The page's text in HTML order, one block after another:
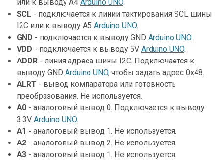
или к выводу A4 Arduino UNO.
SCL - подключается к линии тактирования SCL шины
I2C или к выводу A5 Arduino UNO.
GND - подключается к выводу GND Arduino UNO.
VDD - подключается к выводу 5V Arduino UNO.
ADDR - линия адреса шины I2C. Подключается к
выводу GND Arduino UNO, чтобы задать адрес 0x48.
ALRT - вывод компаратора или готовность
преобразования. Не используется.
A0 - аналоговый вывод 0. Подключается к выводу
3.3V Arduino UNO.
A1 - аналоговый вывод 1. Не используется.
A2 - аналоговый вывод 2. Не используется.
A3 - аналоговый вывод 1. Не используется.